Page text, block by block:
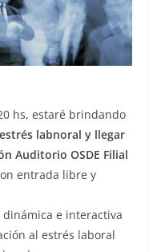
hs, estaré brindando
labnoral y llegar
Auditorio OSDE Filial
entrada libre y
e interactiva
al estrés laboral